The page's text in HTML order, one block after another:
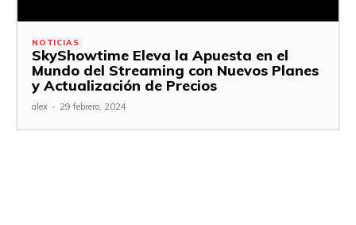
NOTICIAS
SkyShowtime Eleva la Apuesta en el
Mundo del Streaming con Nuevos Planes
y Actualización de Precios
alex - 29 febrero, 2024